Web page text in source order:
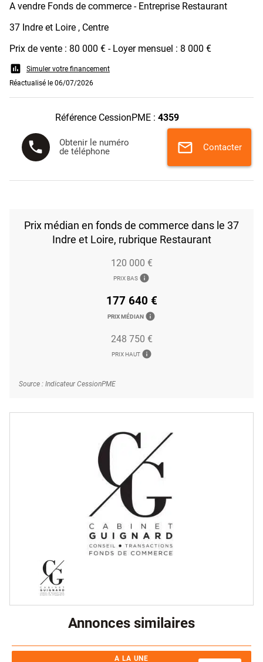
A vendre Fonds de commerce - Entreprise Restaurant
37 Indre et Loire , Centre
Prix de vente : 80 000 € - Loyer mensuel : 8 000 €
assessment
Simuler votre financement
Réactualisé le 06/07/2026
Référence CessionPME : 4359
phone
Obtenir le numéro
de téléphone
mail Contacter
Prix médian en fonds de commerce dans le 37
Indre et Loire, rubrique Restaurant
120 000 €
PRIX BAS info
177 640 €
PRIX MÉDIAN info
248 750 €
PRIX HAUT info
Source : Indicateur CessionPME
Annonces similaires
A LA UNE